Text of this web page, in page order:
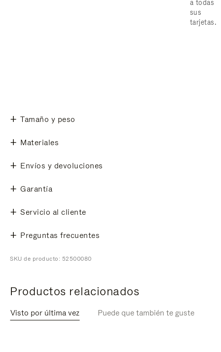
a todas
sus
tarjetas.
Tamaño y peso
Materiales
Envíos y devoluciones
Garantía
Servicio al cliente
Preguntas frecuentes
SKU de producto: 52500080
Productos relacionados
Visto por última vez Puede que también te guste